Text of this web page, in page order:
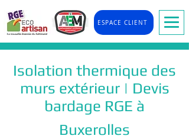
ESPACE CLIENT
Isolation thermique des
murs extérieur | Devis
bardage RGE à
Buxerolles